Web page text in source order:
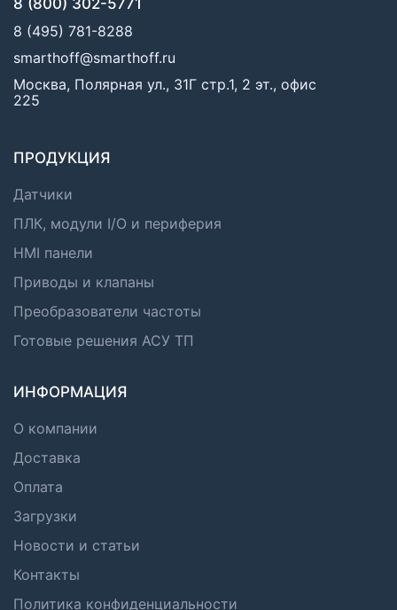
8 (800) 302-5771
8 (495) 781-8288
smarthoff@smarthoff.ru
Москва, Полярная ул., 31Г стр.1, 2 эт., офис
225
ПРОДУКЦИЯ
Датчики
ПЛК, модули I/O и периферия
HMI панели
Приводы и клапаны
Преобразователи частоты
Готовые решения АСУ ТП
ИНФОРМАЦИЯ
О компании
Доставка
Оплата
Загрузки
Новости и статьи
Контакты
Политика конфиденциальности